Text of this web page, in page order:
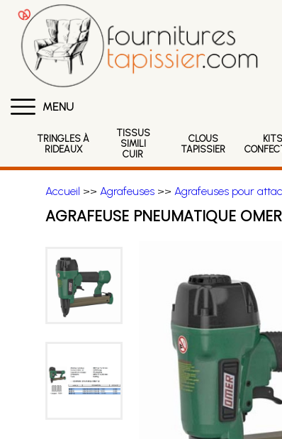
MENU
TRINGLES À
RIDEAUX
TISSUS
SIMILI
CUIR
CLOUS
TAPISSIER
KITS
Accueil >> Agrafeuses>> Agrafeuses pour
AGRAFEUSE PNEUMATIQUE